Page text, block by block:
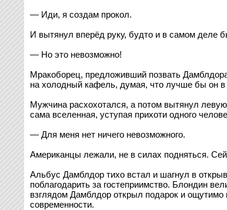
— Иди, я создам прокол.
И вытянул вперёд руку, будто и в самом деле
— Но это невозможно!
Мракоборец, предложивший позвать
на холодный кафель, думая, что лучше бы он в
Мужчина расхохотался, а потом вытянул
сама вселенная, уступая прихоти одного
— Для меня нет ничего невозможного.
Американцы лежали, не в силах подняться.
Альбус Дамблдор тихо встал и шагнул в
поблагодарить за гостеприимство. Блондин
взглядом Дамблдор открыл подарок и
современности.